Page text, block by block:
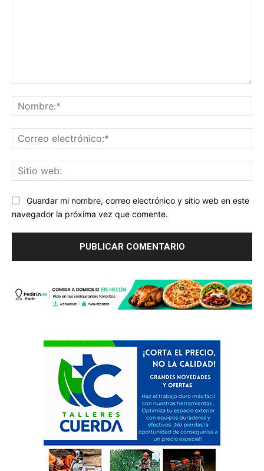
Guardar mi nombre, correo electrónico y sitio web en este
navegador la próxima vez que comente.